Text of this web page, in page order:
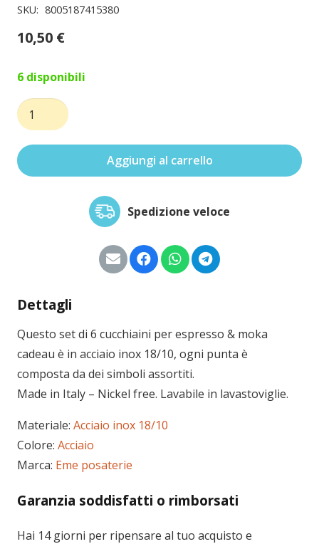
SKU: 8005187415380
10,50 €
6 disponibili
Set
6
cucchiaini
espresso
Aggiungi al carrello
Spedizione veloce
Garanzia soddisfatti o rimborsati
Hai 14 giorni per ripensare al tuo acquisto e
Dettagli
Questo set di 6 cucchiaini per espresso & moka
cadeau è in acciaio inox 18/10, ogni punta è
composta da dei simboli assortiti.
Made in Italy – Nickel free. Lavabile in lavastoviglie.
Materiale: Acciaio inox 18/10
Colore: Acciaio
Marca: Eme posaterie